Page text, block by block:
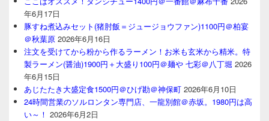
年6月17日
豚すね煮込みセット(猪肘飯＝ジュージョウファン)1100円＠柏宴
＠秋葉原 2026年6月16日
注文を受けてから粉から作るラーメン！お米も玄米から精米。特
製ラーメン(醤油)1900円＋大盛り100円＠麺や 七彩＠八丁堀 2026
年6月15日
あじたたき大盛定食1500円＠ひげ勘＠神保町 2026年6月10日
24時間営業のソルロンタン専門店、一龍別館＠赤坂。1980円は高
い～！ 2026年6月2日